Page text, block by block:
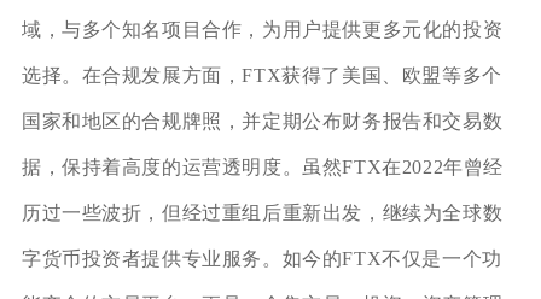
域，与多个知名项目合作，为用户提供更多元化的投资
选择。在合规发展方面，FTX获得了美国、欧盟等多个
国家和地区的合规牌照，并定期公布财务报告和交易数
据，保持着高度的运营透明度。虽然FTX在2022年曾经
历过一些波折，但经过重组后重新出发，继续为全球数
字货币投资者提供专业服务。如今的FTX不仅是一个功